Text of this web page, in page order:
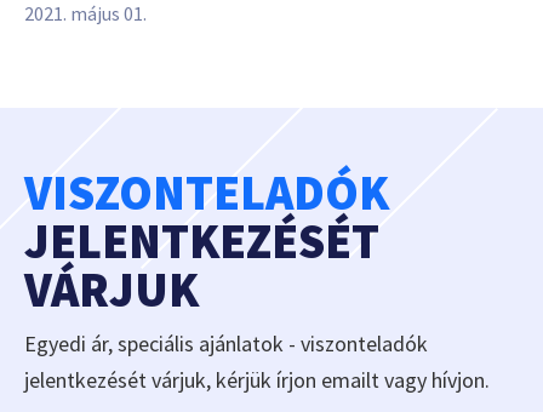
2021. május 01.
VISZONTELADÓK
JELENTKEZÉSÉT
VÁRJUK
Egyedi ár, speciális ajánlatok - viszonteladók
jelentkezését várjuk, kérjük írjon emailt vagy hívjon.